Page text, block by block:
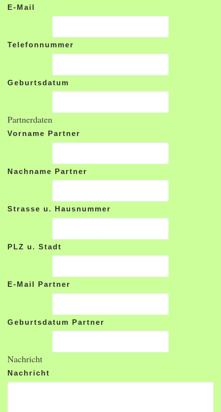
E-Mail
Telefonnummer
Geburtsdatum
Partnerdaten
Vorname Partner
Nachname Partner
Strasse u. Hausnummer
PLZ u. Stadt
E-Mail Partner
Geburtsdatum Partner
Nachricht
Nachricht